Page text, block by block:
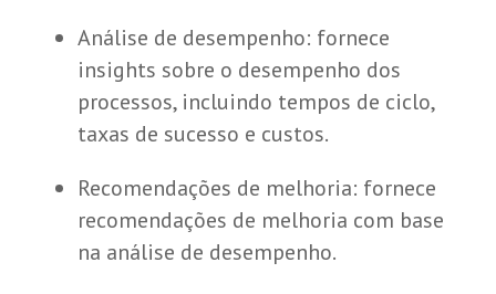
Análise de desempenho: fornece
insights sobre o desempenho dos
processos, incluindo tempos de ciclo,
taxas de sucesso e custos.
Recomendações de melhoria: fornece
recomendações de melhoria com base
na análise de desempenho.